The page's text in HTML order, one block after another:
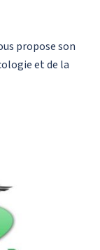
propose son
et de la